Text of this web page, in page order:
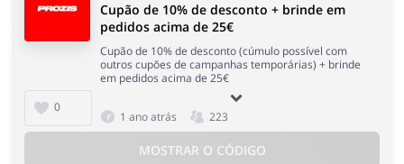
0
Cupão de 10% de desconto + brinde em
pedidos acima de 25€
Cupão de 10% de desconto (cúmulo possível com
outros cupŏes de campanhas temporárias) + brinde
em pedidos acima de 25€
1 ano atrás 223
MOSTRAR O CÓDIGO